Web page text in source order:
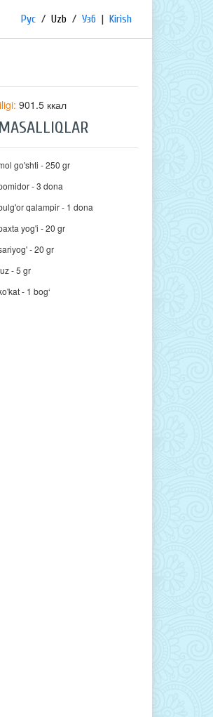
Рус / Uzb / Узб | Kirish
901.5 ккал
MASALLIQLAR
go'shti - 250 gr
- 3 dona
qalampir - 1 dona
yog'i - 20 gr
- 20 gr
- 5 gr
- 1 bog‘